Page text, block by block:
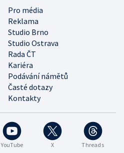
YouTube X Threads
Pro média
Reklama
Studio Brno
Studio Ostrava
Rada ČT
Kariéra
Podávání námětů
Časté dotazy
Kontakty